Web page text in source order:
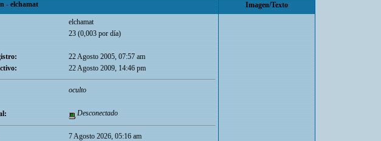
- elchamat
Imagen/Texto
elchamat
23 (0,003 por día)
22 Agosto 2005, 07:57 am
22 Agosto 2009, 14:46 pm
oculto
Desconectado
7 Agosto 2026, 05:16 am